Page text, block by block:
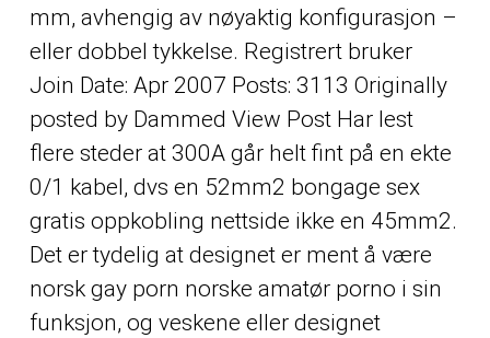
mm, avhengig av nøyaktig konfigurasjon –
eller dobbel tykkelse. Registrert bruker
Join Date: Apr 2007 Posts: 3113 Originally
posted by Dammed View Post Har lest
flere steder at 300A går helt fint på en ekte
0/1 kabel, dvs en 52mm2 bongage sex
gratis oppkobling nettside ikke en 45mm2.
Det er tydelig at designet er ment å være
norsk gay porn norske amatør porno i sin
funksjon, og veskene eller designet